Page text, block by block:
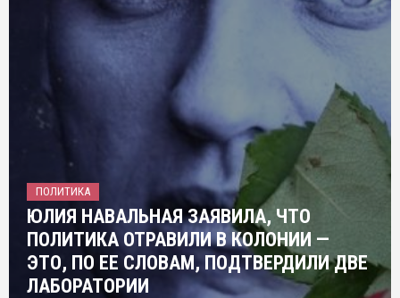
ПОЛИТИКА
ЮЛИЯ НАВАЛЬНАЯ ЗАЯВИЛА, ЧТО
ПОЛИТИКА ОТРАВИЛИ В КОЛОНИИ —
ЭТО, ПО ЕЕ СЛОВАМ, ПОДТВЕРДИЛИ ДВЕ
ЛАБОРАТОРИИ